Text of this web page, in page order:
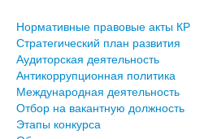
Нормативные правовые акты КР
Стратегический план развития
Аудиторская деятельность
Антикоррупционная политика
Международная деятельность
Отбор на вакантную должность
Этапы конкурса